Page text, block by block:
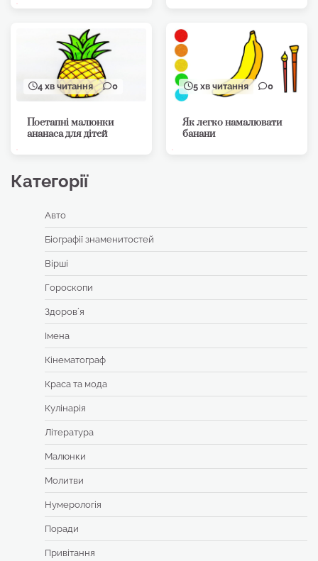
4 хв читання 0
Поетапні малюнки
ананаса для дітей
5 хв читання 0
Як легко намалювати
банани
Категорії
Авто
Біографії знаменитостей
Вірші
Гороскопи
Здоровʼя
Імена
Кінематограф
Краса та мода
Кулінарія
Література
Малюнки
Молитви
Нумерологія
Поради
Привітання